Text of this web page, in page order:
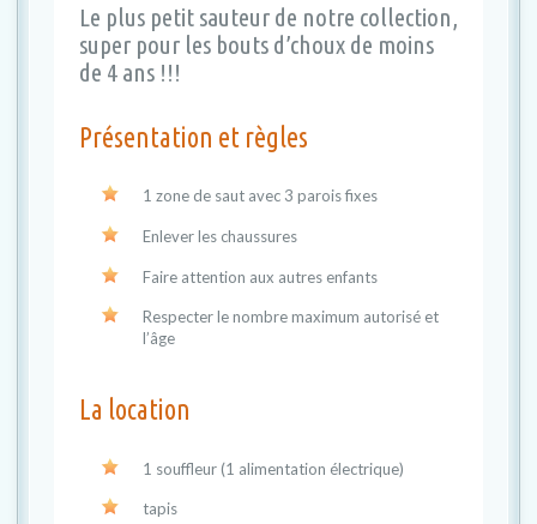
Le plus petit sauteur de notre collection,
super pour les bouts d’choux de moins
de 4 ans !!!
Présentation et règles
1 zone de saut avec 3 parois fixes
Enlever les chaussures
Faire attention aux autres enfants
Respecter le nombre maximum autorisé et
l’âge
La location
1 souffleur (1 alimentation électrique)
tapis